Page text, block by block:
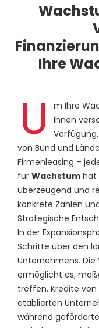
Ihre
U
m Ihre
Ihnen
von Bund und
Firmenleasing –
für Wachstum hat
überzeugend und
konkrete Zahlen
Strategische
In der
Schritte über den
Unternehmens.
ermöglicht es,
treffen. Kredite von
etablierten
während